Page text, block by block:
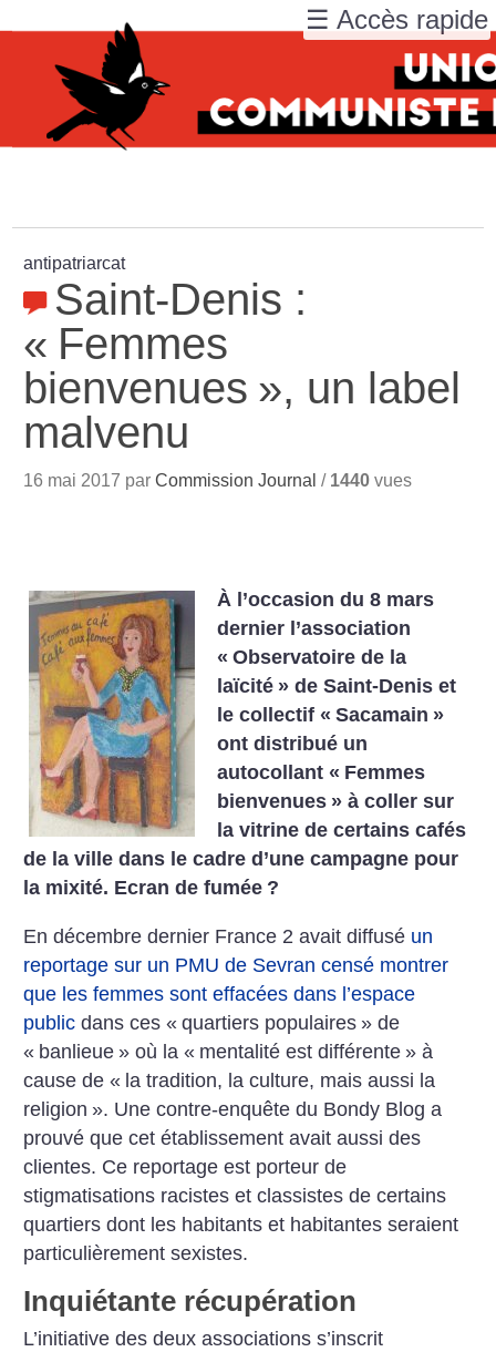
antipatriarcat
Saint-Denis :
« Femmes
bienvenues », un label
malvenu
16 mai 2017 parCommission Journal / 1440 vues
À l’occasion du 8 mars
dernier l’association
« Observatoire de la
laïcité » de Saint-Denis et
le collectif « Sacamain »
ont distribué un
autocollant « Femmes
bienvenues » à coller sur
la vitrine de certains cafés
de la ville dans le cadre d’une campagne pour
la mixité. Ecran de fumée ?
En décembre dernier France 2 avait diffusé un
reportage sur un PMU de Sevran censé montrer
que les femmes sont effacées dans l’espace
public dans ces « quartiers populaires » de
« banlieue » où la « mentalité est différente » à
cause de « la tradition, la culture, mais aussi la
religion ». Une contre-enquête du Bondy Blog a
prouvé que cet établissement avait aussi des
clientes. Ce reportage est porteur de
stigmatisations racistes et classistes de certains
quartiers dont les habitants et habitantes seraient
particulièrement sexistes.
Inquiétante récupération
L’initiative des deux associations s’inscrit
☰ Accès rapide